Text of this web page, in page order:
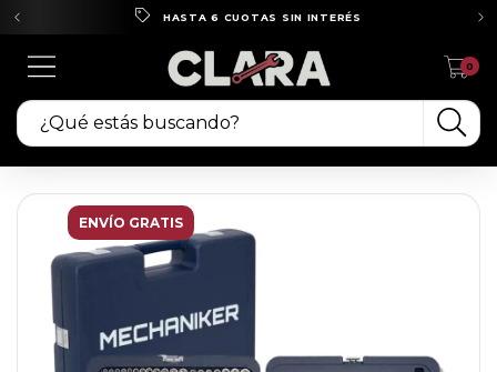
HASTA 6 CUOTAS SIN INTERÉS
0
ENVÍO GRATIS